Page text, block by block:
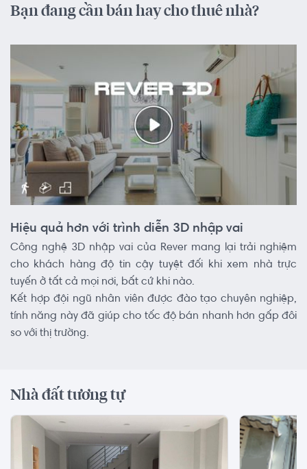
Bạn đang cần bán hay cho thuê nhà?
Hiệu quả hơn với trình diễn 3D nhập vai
Công nghệ 3D nhập vai của Rever mang lại trải nghiệm
cho khách hàng độ tin cậy tuyệt đối khi xem nhà trực
tuyến ở tất cả mọi nơi, bất cứ khi nào.
Kết hợp đội ngũ nhân viên được đào tạo chuyên nghiệp,
tính năng này đã giúp cho tốc độ bán nhanh hơn gấp đôi
so với thị trường.
Nhà đất tương tự